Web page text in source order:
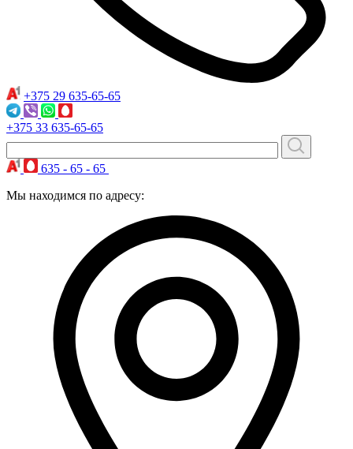
+375 29 635-65-65
+375 33 635-65-65
635 - 65 - 65
Мы находимся по адресу: